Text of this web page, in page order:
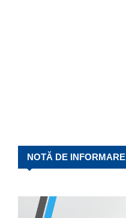
NOTĂ DE INFORMARE